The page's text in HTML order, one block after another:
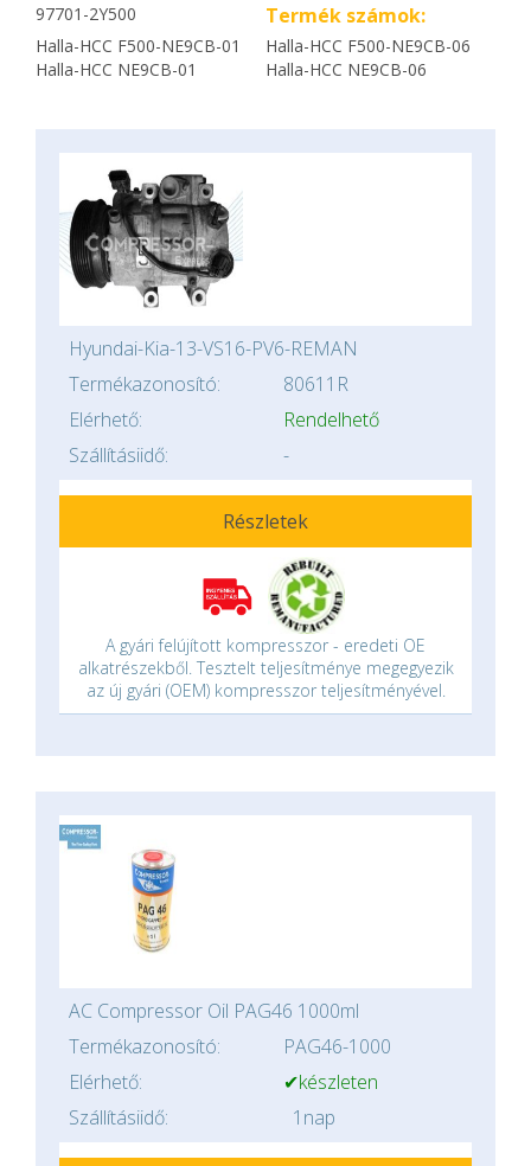
97701-2Y500 Termék számok:
Halla-HCC F500-NE9CB-01
Halla-HCC F500-NE9CB-06
Halla-HCC NE9CB-01
Halla-HCC NE9CB-06
Hyundai-Kia-13-VS16-PV6-REMAN
Termékazonosító:
80611R
Elérhető:
Rendelhető
Szállításiidő:
-
Részletek
A gyári felújított kompresszor - eredeti OE
alkatrészekből. Tesztelt teljesítménye megegyezik
az új gyári (OEM) kompresszor teljesítményével.
AC Compressor Oil PAG46 1000ml
Termékazonosító:
PAG46-1000
Elérhető:
✔készleten
Szállításiidő:
1nap